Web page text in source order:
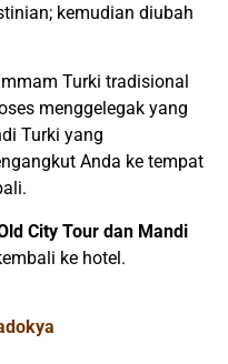
kemudian diubah
Turki tradisional
menggelegak yang
Turki yang
Anda ke tempat
City Tour dan Mandi
ke hotel.